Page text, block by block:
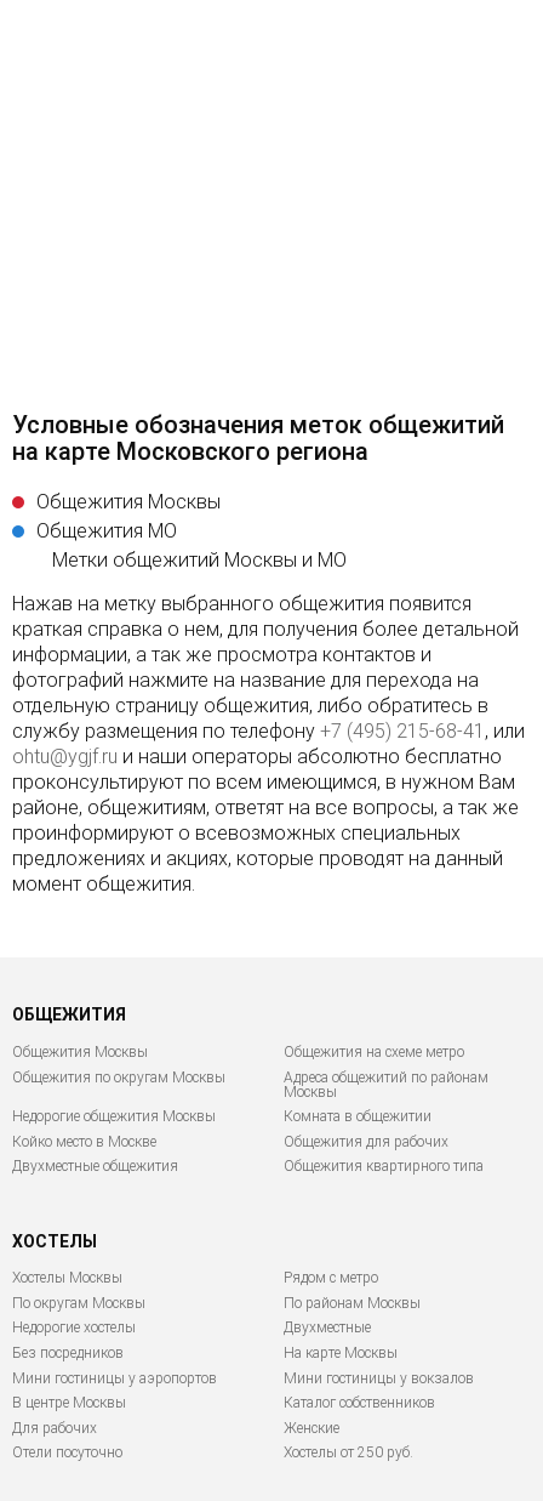
Условные обозначения меток общежитий
на карте Московского региона
Общежития Москвы
Общежития МО
Метки общежитий Москвы и МО
Нажав на метку выбранного общежития появится
краткая справка о нем, для получения более детальной
информации, а так же просмотра контактов и
фотографий нажмите на название для перехода на
отдельную страницу общежития, либо обратитесь в
службу размещения по телефону +7 (495) 215-68-41 , или
ohtu@ygjf.ru и наши операторы абсолютно бесплатно
проконсультируют по всем имеющимся, в нужном Вам
районе, общежитиям, ответят на все вопросы, а так же
проинформируют о всевозможных специальных
предложениях и акциях, которые проводят на данный
момент общежития.
ОБЩЕЖИТИЯ
Общежития Москвы
Общежития на схеме метро
Общежития по округам Москвы
Адреса общежитий по районам
Москвы
Недорогие общежития Москвы
Комната в общежитии
Койко место в Москве
Общежития для рабочих
Двухместные общежития
Общежития квартирного типа
ХОСТЕЛЫ
Хостелы Москвы
По округам Москвы
Недорогие хостелы
Без посредников
Мини гостиницы у аэропортов
В центре Москвы
Для рабочих
Отели посуточно
Рядом с метро
По районам Москвы
Двухместные
На карте Москвы
Мини гостиницы у вокзалов
Каталог собственников
Женские
Хостелы от 250 руб.